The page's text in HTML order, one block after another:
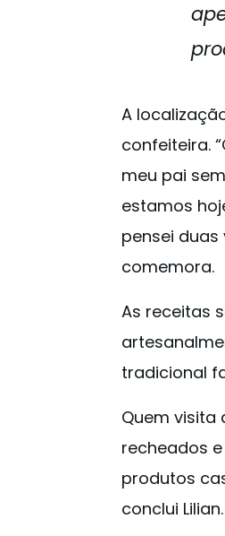
A
confeiteira.
meu pai
estamos
pensei duas
comemora.
As receitas
tradicional
Quem visita
recheados
produtos
conclui Lilian.